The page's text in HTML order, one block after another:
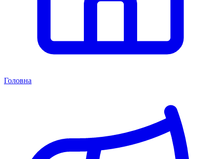
Головна